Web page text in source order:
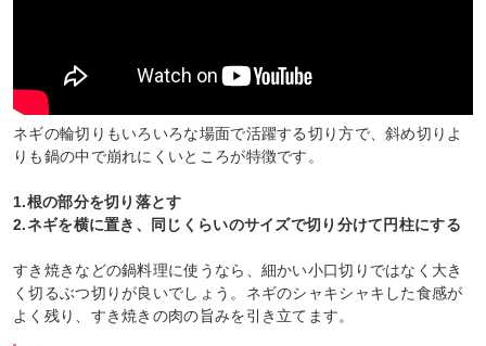
ネギの輪切りもいろいろな場面で活躍する切り方で、斜め切りよ
りも鍋の中で崩れにくいところが特徴です。
1.根の部分を切り落とす
2.ネギを横に置き、同じくらいのサイズで切り分けて円柱にする
すき焼きなどの鍋料理に使うなら、細かい小口切りではなく大き
く切るぶつ切りが良いでしょう。ネギのシャキシャキした食感が
よく残り、すき焼きの肉の旨みを引き立てます。